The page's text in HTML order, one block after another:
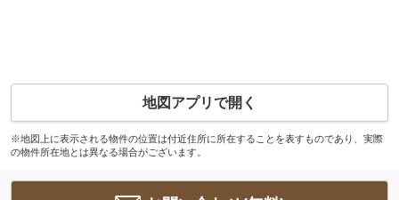
地図アプリで開く
※地図上に表示される物件の位置は付近住所に所在することを表すものであり、実際
の物件所在地とは異なる場合がございます。